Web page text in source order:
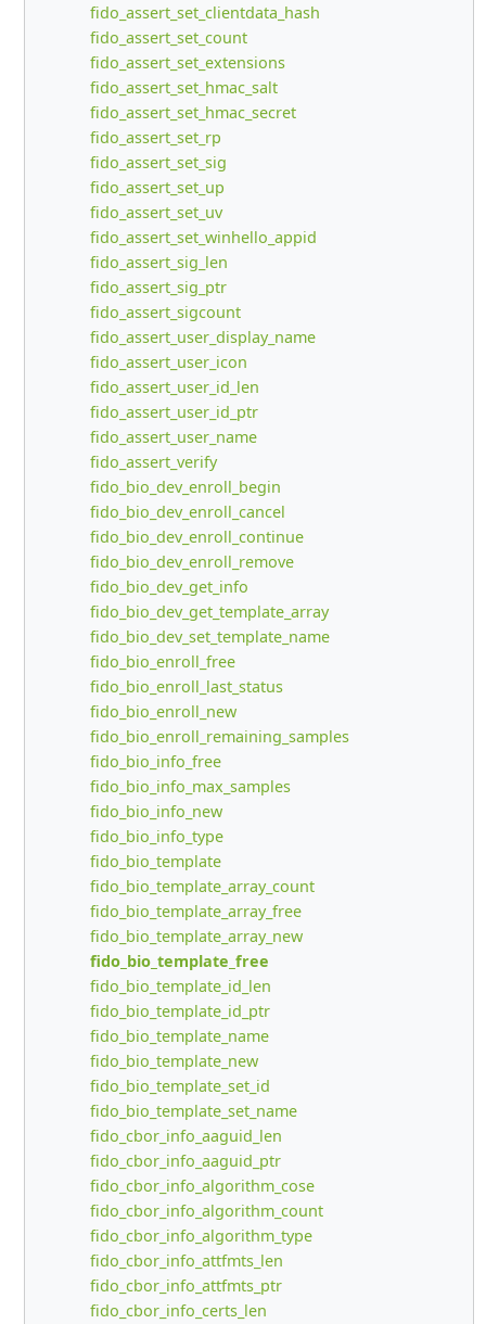
fido_assert_set_clientdata_hash
fido_assert_set_count
fido_assert_set_extensions
fido_assert_set_hmac_salt
fido_assert_set_hmac_secret
fido_assert_set_rp
fido_assert_set_sig
fido_assert_set_up
fido_assert_set_uv
fido_assert_set_winhello_appid
fido_assert_sig_len
fido_assert_sig_ptr
fido_assert_sigcount
fido_assert_user_display_name
fido_assert_user_icon
fido_assert_user_id_len
fido_assert_user_id_ptr
fido_assert_user_name
fido_assert_verify
fido_bio_dev_enroll_begin
fido_bio_dev_enroll_cancel
fido_bio_dev_enroll_continue
fido_bio_dev_enroll_remove
fido_bio_dev_get_info
fido_bio_dev_get_template_array
fido_bio_dev_set_template_name
fido_bio_enroll_free
fido_bio_enroll_last_status
fido_bio_enroll_new
fido_bio_enroll_remaining_samples
fido_bio_info_free
fido_bio_info_max_samples
fido_bio_info_new
fido_bio_info_type
fido_bio_template
fido_bio_template_array_count
fido_bio_template_array_free
fido_bio_template_array_new
fido_bio_template_free
fido_bio_template_id_len
fido_bio_template_id_ptr
fido_bio_template_name
fido_bio_template_new
fido_bio_template_set_id
fido_bio_template_set_name
fido_cbor_info_aaguid_len
fido_cbor_info_aaguid_ptr
fido_cbor_info_algorithm_cose
fido_cbor_info_algorithm_count
fido_cbor_info_algorithm_type
fido_cbor_info_attfmts_len
fido_cbor_info_attfmts_ptr
fido_cbor_info_certs_len